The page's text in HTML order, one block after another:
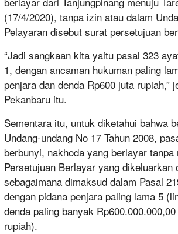
(17/4/2020), tanpa izin atau dalam
Pelayaran disebut surat persetujuan
“Jadi sangkaan kita yaitu pasal 323
1, dengan ancaman hukuman paling
penjara dan denda Rp600 juta rupiah,”
Pekanbaru itu.
Sementara itu, untuk diketahui bahwa
Undang-undang No 17 Tahun 2008,
berbunyi, nakhoda yang berlayar
Persetujuan Berlayar yang dikeluarkan
sebagaimana dimaksud dalam Pasal
dengan pidana penjara paling lama 5
denda paling banyak
rupiah).